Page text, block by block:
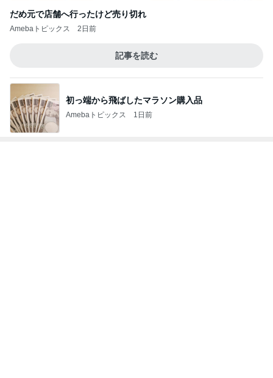
だめ元で店舗へ行ったけど売り切れ
Amebaトピックス 2日前
記事を読む
初っ端から飛ばしたマラソン購入品
Amebaトピックス 1日前